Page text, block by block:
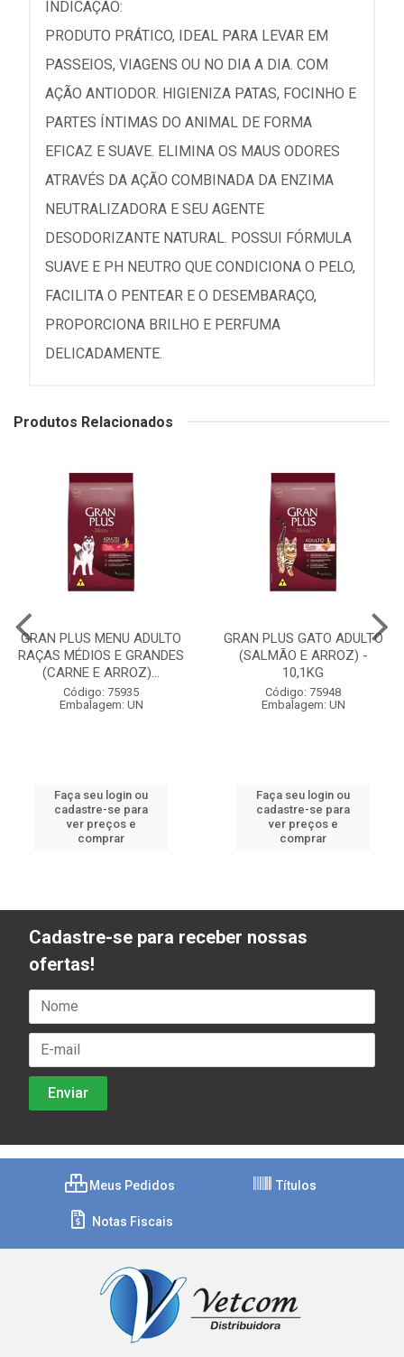
INDICAÇÃO:
PRODUTO PRÁTICO, IDEAL PARA LEVAR EM
PASSEIOS, VIAGENS OU NO DIA A DIA. COM
AÇÃO ANTIODOR. HIGIENIZA PATAS, FOCINHO E
PARTES ÍNTIMAS DO ANIMAL DE FORMA
EFICAZ E SUAVE. ELIMINA OS MAUS ODORES
ATRAVÉS DA AÇÃO COMBINADA DA ENZIMA
NEUTRALIZADORA E SEU AGENTE
DESODORIZANTE NATURAL. POSSUI FÓRMULA
SUAVE E PH NEUTRO QUE CONDICIONA O PELO,
FACILITA O PENTEAR E O DESEMBARAÇO,
PROPORCIONA BRILHO E PERFUMA
DELICADAMENTE.
Produtos Relacionados
GRAN PLUS MENU ADULTO
RAÇAS MÉDIOS E GRANDES
(CARNE E ARROZ)...
Código: 75935
Embalagem: UN
Faça seu login ou
cadastre-se para
ver preços e
comprar
GRAN PLUS GATO ADULTO
(SALMÃO E ARROZ) -
10,1KG
Código: 75948
Embalagem: UN
Faça seu login ou
cadastre-se para
ver preços e
comprar
Cadastre-se para receber nossas
ofertas!
Meus Pedidos Títulos
Notas Fiscais